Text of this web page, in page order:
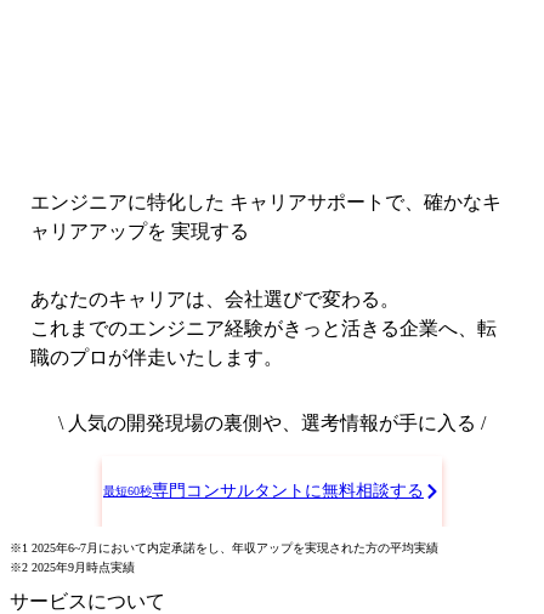
エンジニアに特化した キャリアサポートで、 確かなキ
ャリアアップを 実現する
あなたのキャリアは、会社選びで変わる。
これまでのエンジニア経験がきっと活きる企業へ、転
職のプロが伴走いたします。
\ 人気の開発現場の裏側や、選考情報が手に入る /
最短60秒専門コンサルタントに無料相談する
※1 2025年6~7月において内定承諾をし、年収アップを実現された方の平均実績
※2 2025年9月時点実績
サービスについて